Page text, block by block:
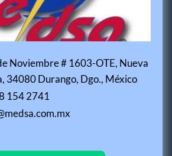
Noviembre # 1603-OTE, Nueva
34080 Durango, Dgo., México
154 2741